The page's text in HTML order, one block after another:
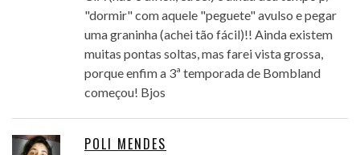
"dormir" com aquele "peguete" avulso e pegar
uma graninha (achei tão fácil)!! Ainda existem
muitas pontas soltas, mas farei vista grossa,
porque enfim a 3ª temporada de Bombland
começou! Bjos
POLI MENDES